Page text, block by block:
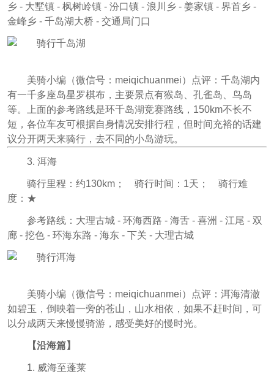
乡 - 大墅镇 - 枫树岭镇 - 汾口镇 - 浪川乡 - 姜家镇 - 界首乡 -
金峰乡 - 千岛湖大桥 - 交通局门口
美骑小编（微信号：meiqichuanmei）点评： 千岛湖内
有一千多座岛星罗棋布，主要景点有猴岛、孔雀岛、鸟岛
等。上面的参考路线是环千岛湖竞赛路线，150km不长不
短，各位车友可根据自身情况安排行程，但时间充裕的话建
议分开两天来骑行，去不同的小岛游玩。
3. 洱海
骑行里程：约130km； 骑行时间：1天； 骑行难
度：★
参考路线：大理古城 - 环海西路 - 海舌 - 喜洲 - 江尾 - 双
廊 - 挖色 - 环海东路 - 海东 - 下关 - 大理古城
美骑小编（微信号：meiqichuanmei）点评： 洱海清澈
如碧玉，倒映着一旁的苍山，山水相依，如果不赶时间，可
以分成两天来慢慢骑游，感受美好的慢时光。
【沿海篇】
1. 威海至蓬莱